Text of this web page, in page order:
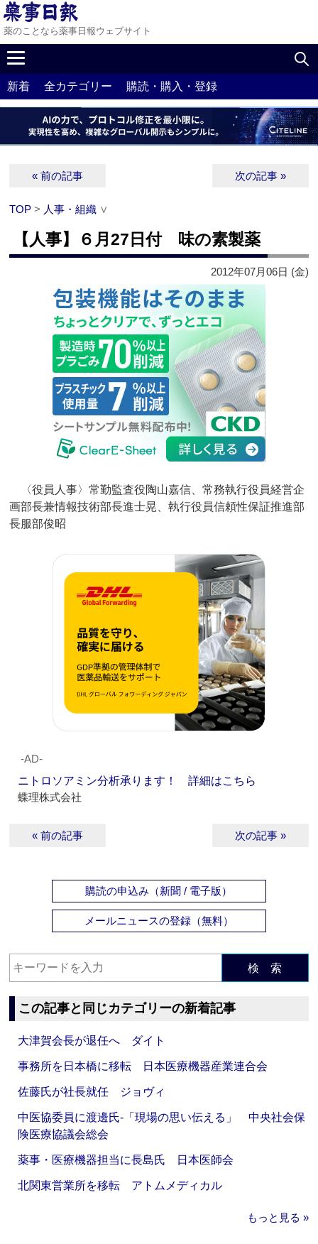
薬のことなら薬事日報ウェブサイト
新着 全カテゴリー 購読・購入・登録
« 前の記事 次の記事 »
TOP > 人事・組織 ∨
【人事】６月27日付 味の素製薬
2012年07月06日 (金)
〈役員人事〉常勤監査役陶山嘉信、常務執行役員経営企
画部長兼情報技術部長進士晃、執行役員信頼性保証推進部
長服部俊昭
‐AD‐
ニトロソアミン分析承ります！ 詳細はこちら
蝶理株式会社
« 前の記事 次の記事 »
購読の申込み（新聞 / 電子版）
メールニュースの登録（無料）
検 索
この記事と同じカテゴリーの新着記事
大津賀会長が退任へ ダイト
事務所を日本橋に移転 日本医療機器産業連合会
佐藤氏が社長就任 ジョヴィ
中医協委員に渡邊氏‐「現場の思い伝える」 中央社会保
険医療協議会総会
薬事・医療機器担当に長島氏 日本医師会
北関東営業所を移転 アトムメディカル
もっと見る »